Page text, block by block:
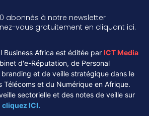
abonnés à notre newsletter
vous gratuitement en cliquant ici.
Business Africa est éditée par ICT Media
d'e-Réputation, de Personal
et de veille stratégique dans le
Télécoms et du Numérique en Afrique.
sectorielle et des notes de veille sur
cliquez ICI.